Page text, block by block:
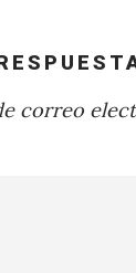
correo